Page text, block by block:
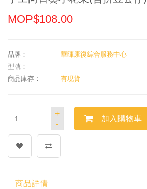
MOP$108.00
品牌：
華暉康復綜合服務中心
型號：
商品庫存：
有現貨
-
+
加入購物車
商品詳情